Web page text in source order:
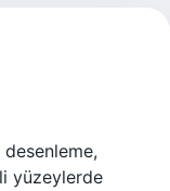
yüzeylerde